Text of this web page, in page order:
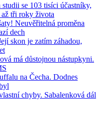
se 103 tisíci účastníky,
tři roky života
Neuvěřitelná proměna
dech
skon je zatím záhadou,
má důstojnou nástupkyni.
na Čecha. Dodnes
chyby. Sabalenková dál